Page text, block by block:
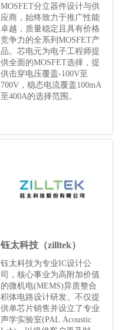
MOSFET分立器件设计与供
应商，始终致力于推广性能
卓越，质量稳定且具有价格
竞争力的全系列MOSFET产
品。芯电元为电子工程师提
供全面的MOSFET选择，提
供击穿电压覆盖-100V至
700V，稳态电流覆盖100mA
至400A的选择范围。
钰太科技（zilltek）
钰太科技为专业IC设计公
司，核心事业为高附加价值
的微机电(MEMS)异质整合
积体电路设计研发。不仅提
供单芯片销售并设立了专业
声学实验室(PAL Acoustic